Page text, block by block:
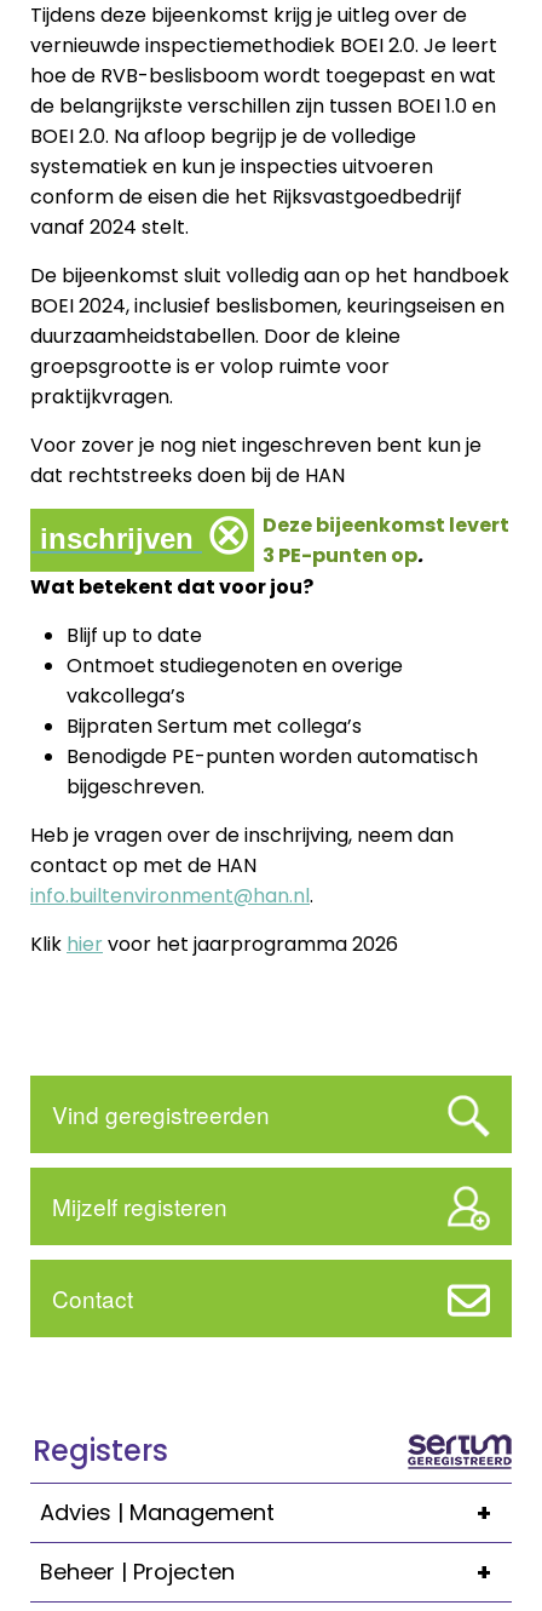
Tijdens deze bijeenkomst krijg je uitleg over de
vernieuwde inspectiemethodiek BOEI 2.0. Je leert
hoe de RVB-beslisboom wordt toegepast en wat
de belangrijkste verschillen zijn tussen BOEI 1.0 en
BOEI 2.0. Na afloop begrijp je de volledige
systematiek en kun je inspecties uitvoeren
conform de eisen die het Rijksvastgoedbedrijf
vanaf 2024 stelt.
De bijeenkomst sluit volledig aan op het handboek
BOEI 2024, inclusief beslisbomen, keuringseisen en
duurzaamheidstabellen. Door de kleine
groepsgrootte is er volop ruimte voor
praktijkvragen.
Voor zover je nog niet ingeschreven bent kun je
dat rechtstreeks doen bij de HAN
inschrijven ⊗ Deze bijeenkomst levert
3 PE-punten op.
Wat betekent dat voor jou?
Blijf up to date
Ontmoet studiegenoten en overige
vakcollega’s
Bijpraten Sertum met collega’s
Benodigde PE-punten worden automatisch
bijgeschreven.
Heb je vragen over de inschrijving, neem dan
contact op met de HAN
info.builtenvironment@han.nl.
Klik hiervoor het jaarprogramma 2026
Vind geregistreerden
Mijzelf registeren
Contact
Registers
+
Advies | Management
+
Beheer | Projecten